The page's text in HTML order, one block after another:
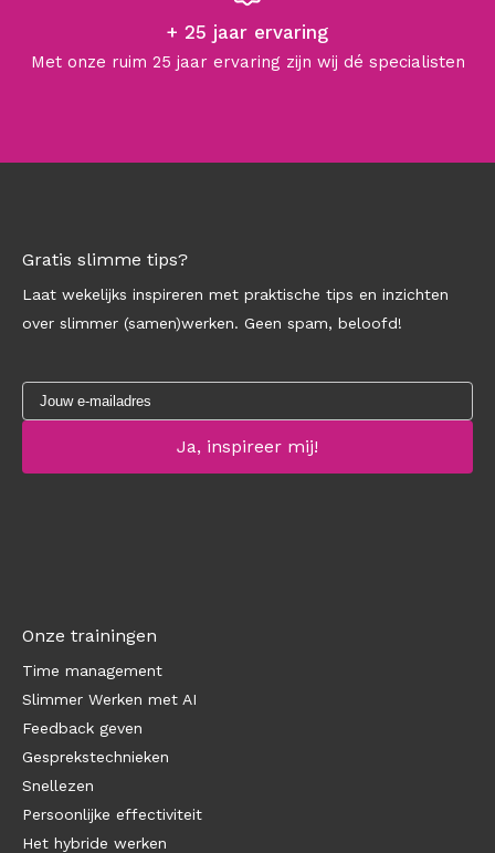
+ 25 jaar ervaring
Met onze ruim 25 jaar ervaring zijn wij dé specialisten
Gratis slimme tips?
Laat wekelijks inspireren met praktische tips en inzichten
over slimmer (samen)werken. Geen spam, beloofd!
Onze trainingen
Time management
Slimmer Werken met AI
Feedback geven
Gesprekstechnieken
Snellezen
Persoonlijke effectiviteit
Het hybride werken